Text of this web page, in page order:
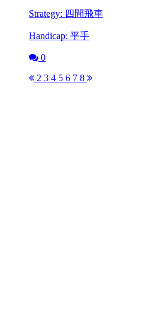
Strategy: 四間飛車
Handicap: 平手
0
2 3 4 5 6 7 8